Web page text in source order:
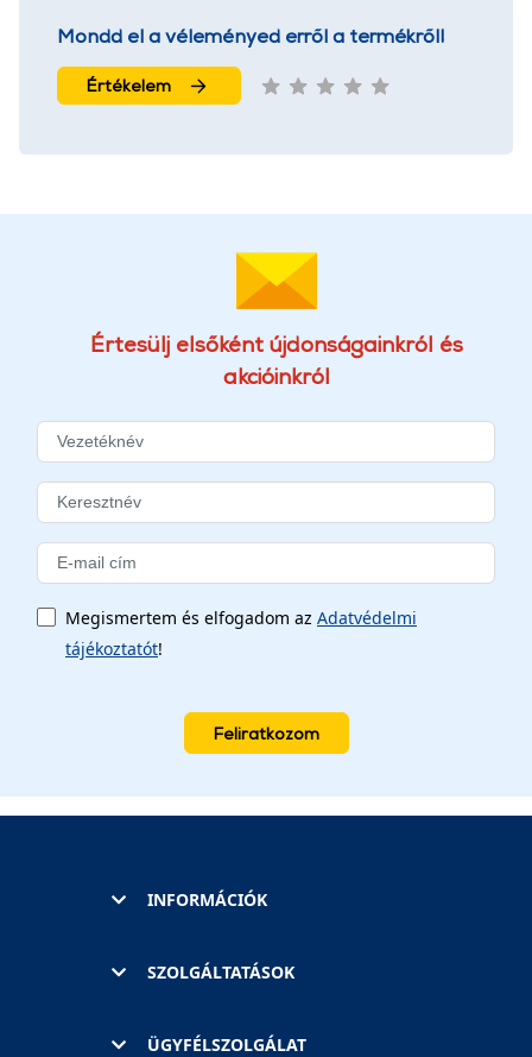
Mondd el a véleményed erről a termékről!
Értékelem
Értesülj elsőként újdonságainkról és
akcióinkról
Megismertem és elfogadom az Adatvédelmi
tájékoztatót!
Feliratkozom
INFORMÁCIÓK
SZOLGÁLTATÁSOK
ÜGYFÉLSZOLGÁLAT